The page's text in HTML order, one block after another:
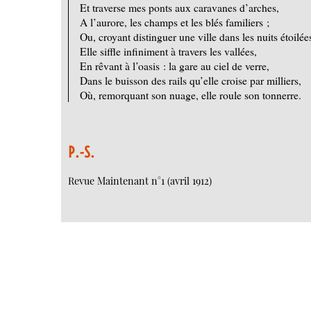
Et traverse mes ponts aux caravanes d’arches,
A l’aurore, les champs et les blés familiers ;
Ou, croyant distinguer une ville dans les nuits
Elle siffle infiniment à travers les vallées,
En rêvant à l’oasis : la gare au ciel de verre,
Dans le buisson des rails qu’elle croise par milliers,
Où, remorquant son nuage, elle roule son tonnerre.
P.-S.
Revue Maintenant n°1 (avril 1912)